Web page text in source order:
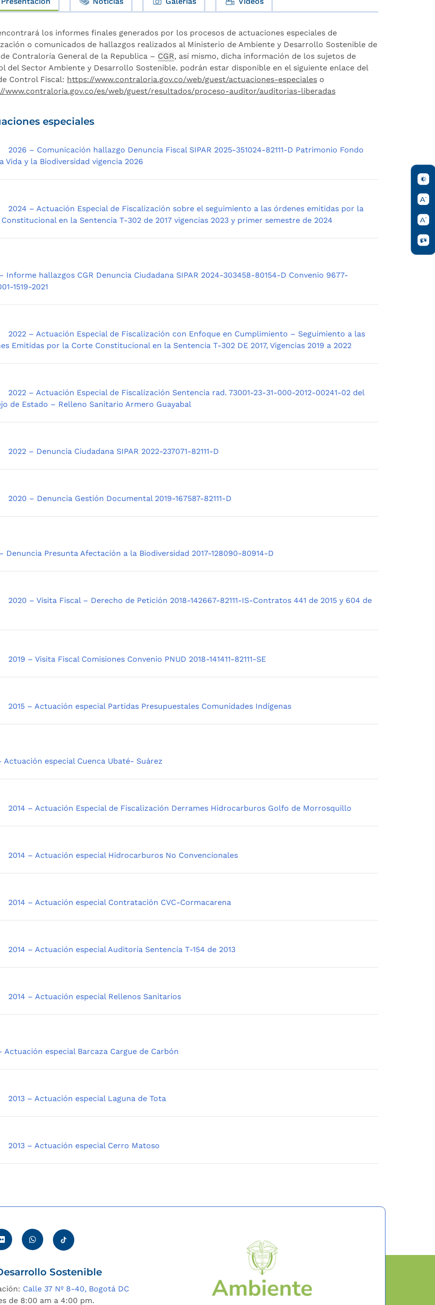
los informes finales generados por los procesos de actuaciones especiales de
o comunicados de hallazgos realizados al Ministerio de Ambiente y Desarrollo Sostenible de
Contraloría General de la Republica – CGR, así mismo, dicha información de los sujetos de
del Sector Ambiente y Desarrollo Sostenible. podrán estar disponible en el siguiente enlace del
Control Fiscal: https://www.contraloria.gov.co/web/guest/actuaciones-especiales o
www.contraloria.gov.co/es/web/guest/resultados/proceso-auditor/auditorias-liberadas
especiales
2026 – Comunicación hallazgo Denuncia Fiscal SIPAR 2025-351024-82111-D Patrimonio Fondo
Vida y la Biodiversidad vigencia 2026
2024 – Actuación Especial de Fiscalización sobre el seguimiento a las órdenes emitidas por la
en la Sentencia T-302 de 2017 vigencias 2023 y primer semestre de 2024
Informe hallazgos CGR Denuncia Ciudadana SIPAR 2024-303458-80154-D Convenio 9677-
1519-2021
2022 – Actuación Especial de Fiscalización con Enfoque en Cumplimiento – Seguimiento a las
Emitidas por la Corte Constitucional en la Sentencia T-302 DE 2017, Vigencias 2019 a 2022
2022 – Actuación Especial de Fiscalización Sentencia rad. 73001-23-31-000-2012-00241-02 del
de Estado – Relleno Sanitario Armero Guayabal
2022 – Denuncia Ciudadana SIPAR 2022-237071-82111-D
2020 – Denuncia Gestión Documental 2019-167587-82111-D
Denuncia Presunta Afectación a la Biodiversidad 2017-128090-80914-D
2020 – Visita Fiscal – Derecho de Petición 2018-142667-82111-IS-Contratos 441 de 2015 y 604 de
2019 – Visita Fiscal Comisiones Convenio PNUD 2018-141411-82111-SE
2015 – Actuación especial Partidas Presupuestales Comunidades Indígenas
Actuación especial Cuenca Ubaté- Suárez
2014 – Actuación Especial de Fiscalización Derrames Hidrocarburos Golfo de Morrosquillo
2014 – Actuación especial Hidrocarburos No Convencionales
2014 – Actuación especial Contratación CVC-Cormacarena
2014 – Actuación especial Auditoría Sentencia T-154 de 2013
2014 – Actuación especial Rellenos Sanitarios
Actuación especial Barcaza Cargue de Carbón
2013 – Actuación especial Laguna de Tota
2013 – Actuación especial Cerro Matoso
Sostenible
Calle 37 Nº 8-40, Bogotá DC
de 8:00 am a 4:00 pm.